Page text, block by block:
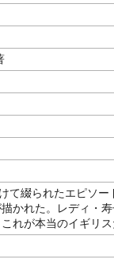
て綴られたエピソ
かれた。レディ・
れが本当のイギリ